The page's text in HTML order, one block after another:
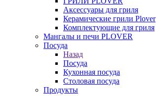
Аксессуары для гриля
Керамические грили Plover
Комплектующие для гриля
Мангалы и печи PLOVER
Посуда
Назад
Посуда
Кухонная посуда
Столовая посуда
Продукты